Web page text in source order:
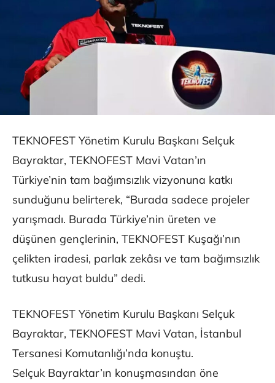
TEKNOFEST Yönetim Kurulu Başkanı Selçuk
Bayraktar, TEKNOFEST Mavi Vatan’ın
Türkiye’nin tam bağımsızlık vizyonuna katkı
sunduğunu belirterek, “Burada sadece projeler
yarışmadı. Burada Türkiye’nin üreten ve
düşünen gençlerinin, TEKNOFEST Kuşağı’nın
çelikten iradesi, parlak zekâsı ve tam bağımsızlık
tutkusu hayat buldu” dedi.
TEKNOFEST Yönetim Kurulu Başkanı Selçuk
Bayraktar, TEKNOFEST Mavi Vatan, İstanbul
Tersanesi Komutanlığı’nda konuştu.
Selçuk Bayraktar’ın konuşmasından öne